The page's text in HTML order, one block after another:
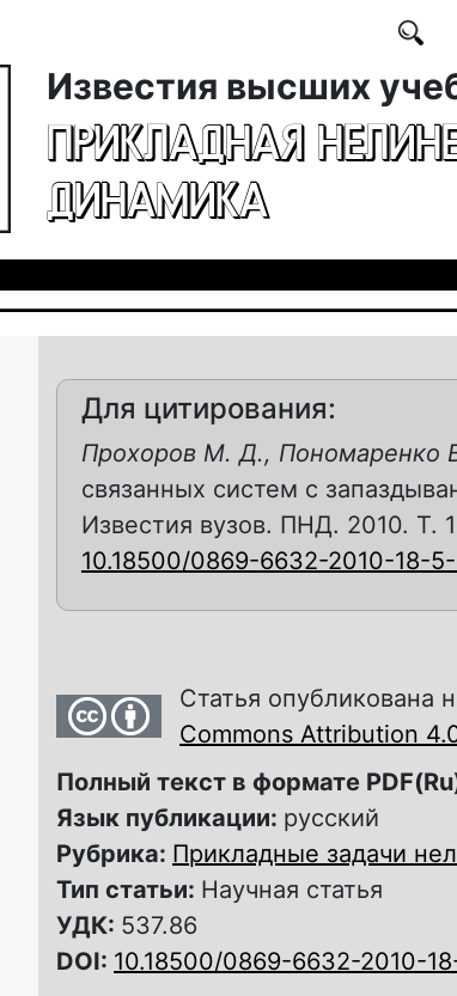
Известия высших
ПРИКЛАДНАЯ
ДИНАМИКА
Для цитирования:
Прохоров М. Д., Пономаренко
связанных систем с
Известия вузов. ПНД. 2010. Т.
10.18500/0869-6632-2010-18-
Статья опубликована
Commons Attribution
Полный текст в формате
Язык публикации: русский
Рубрика: Прикладные задачи
Тип статьи: Научная статья
УДК: 537.86
DOI: 10.18500/0869-6632-2010-